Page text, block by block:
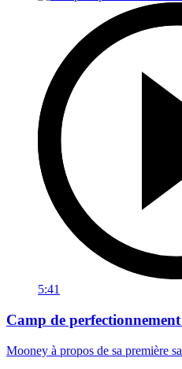
5:41
Camp de
Mooney à propos de sa première